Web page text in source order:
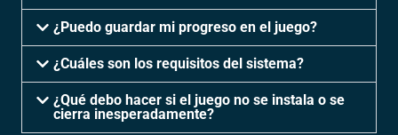
¿Puedo guardar mi progreso en el juego?
¿Cuáles son los requisitos del sistema?
¿Qué debo hacer si el juego no se instala o se
cierra inesperadamente?